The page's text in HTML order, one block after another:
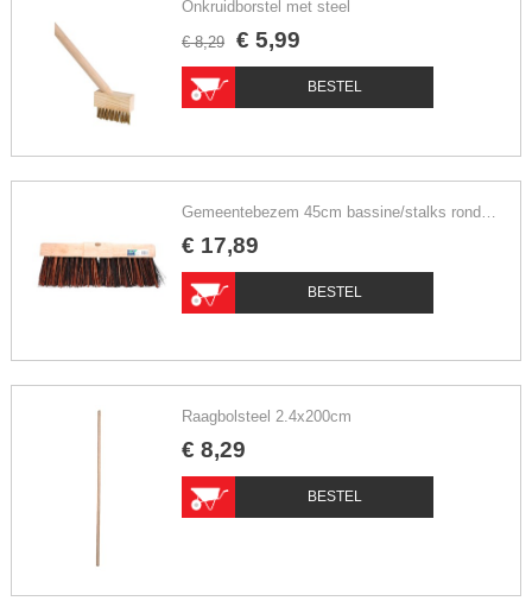
Onkruidborstel met steel
€ 8,29 € 5,99
BESTEL
€ 17,89
BESTEL
Raagbolsteel 2.4x200cm
€ 8,29
BESTEL